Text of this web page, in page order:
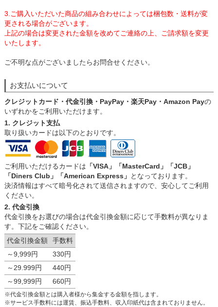
3.ご購入いただいた商品の組み合わせによっては梱包数・送料が変
更される場合がございます。
上記の場合は変更された金額を改めてご連絡の上、ご請求額を変更
いたします。
ご不明な点がございましたらお問合せください。
お支払いについて
クレジットカード・代金引換・PayPay・楽天Pay・Amazon Payの
いずれかをご利用いただけます。
1. クレジット支払
取り扱いカードは以下のとおりです。
ご利用いただけるカードは 「VISA」「MasterCard」「JCB」
「Diners Club」「American Express」 となっております。
決済情報はすべて暗号化されて送信されますので、安心してご利用
ください。
2. 代金引換
代金引換をお選びの場合は代金引換金額に応じて手数料が異なりま
す。下記をご確認ください。
代金引換金額
手数料
～9,999円
330円
～29.999円
440円
～99,999円
660円
※代金引換金額とは購入者様から集金する金額を指します。
※サービス手数料には運賃、振込手数料、収入印紙代は含まれておりません。